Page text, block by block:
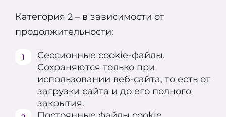
Категория 2 – в зависимости от
продолжительности:
Сессионные cookie-файлы.
Сохраняются только при
использовании веб-сайта, то есть от
загрузки сайта и до его полного
закрытия.